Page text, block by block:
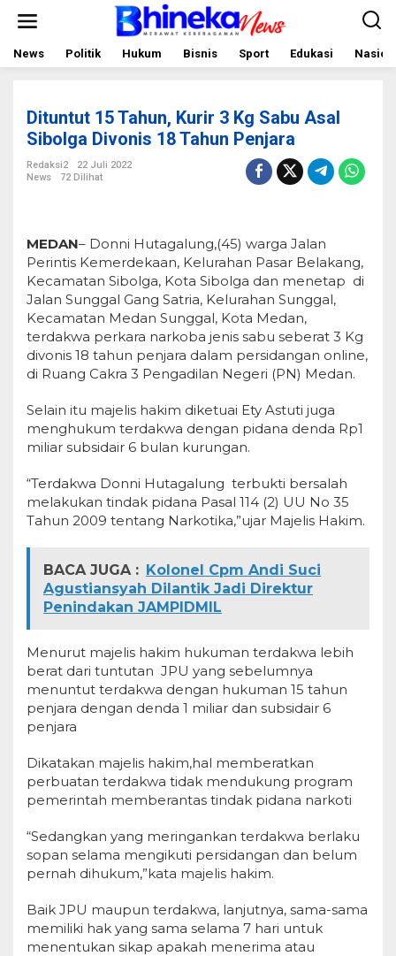
News Politik Hukum Bisnis Sport Edukasi
Dituntut 15 Tahun, Kurir 3 Kg Sabu Asal
Sibolga Divonis 18 Tahun Penjara
Redaksi2
22 Juli 2022
News
72 Dilihat
MEDAN– Donni Hutagalung,(45) warga Jalan
Perintis Kemerdekaan, Kelurahan Pasar Belakang,
Kecamatan Sibolga, Kota Sibolga dan menetap di
Jalan Sunggal Gang Satria, Kelurahan Sunggal,
Kecamatan Medan Sunggal, Kota Medan,
terdakwa perkara narkoba jenis sabu seberat 3 Kg
divonis 18 tahun penjara dalam persidangan online,
di Ruang Cakra 3 Pengadilan Negeri (PN) Medan.
Selain itu majelis hakim diketuai Ety Astuti juga
menghukum terdakwa dengan pidana denda Rp1
miliar subsidair 6 bulan kurungan.
“Terdakwa Donni Hutagalung terbukti bersalah
melakukan tindak pidana Pasal 114 (2) UU No 35
Tahun 2009 tentang Narkotika,”ujar Majelis Hakim.
BACA JUGA : Kolonel Cpm Andi Suci
Agustiansyah Dilantik Jadi Direktur
Penindakan JAMPIDMIL
Menurut majelis hakim hukuman terdakwa lebih
berat dari tuntutan JPU yang sebelumnya
menuntut terdakwa dengan hukuman 15 tahun
penjara dengan denda 1 miliar dan subsidair 6
penjara
Dikatakan majelis hakim,hal memberatkan
perbuatan terdakwa tidak mendukung program
pemerintah memberantas tindak pidana narkoti
“Sedangkan yang meringankan terdakwa berlaku
sopan selama mengikuti persidangan dan belum
pernah dihukum,”kata majelis hakim.
Baik JPU maupun terdakwa, lanjutnya, sama-sama
memiliki hak yang sama selama 7 hari untuk
menentukan sikap apakah menerima atau